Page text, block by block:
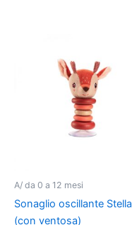
A/ da 0 a 12 mesi
Sonaglio oscillante Stella
(con ventosa)